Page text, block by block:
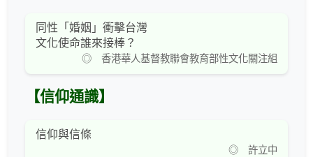
同性「婚姻」衝擊台灣
文化使命誰來接棒？
◎ 香港華人基督教聯會教育部性文化關注組
【信仰通識】
信仰與信條
◎ 許立中